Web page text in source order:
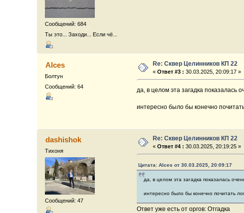
Сообщений: 684
Ты это... Заходи... Если чё...
Alces
Болтун
Сообщений: 64
Re: Сквер Целинников КП 22
«Ответ #3 : 30.03.2025, 20:09:17 »
да, в целом эта загадка
интересно было бы конечно почитать
dashishok
Тихоня
Сообщений: 47
Re: Сквер Целинников КП 22
«Ответ #4 : 30.03.2025, 20:19:25 »
Цитата: Alces от 30.03.2025, 20:09:17
да, в целом эта загадка показалась
интересно было бы конечно почитать
Ответ уже есть от оргов: Отгадка